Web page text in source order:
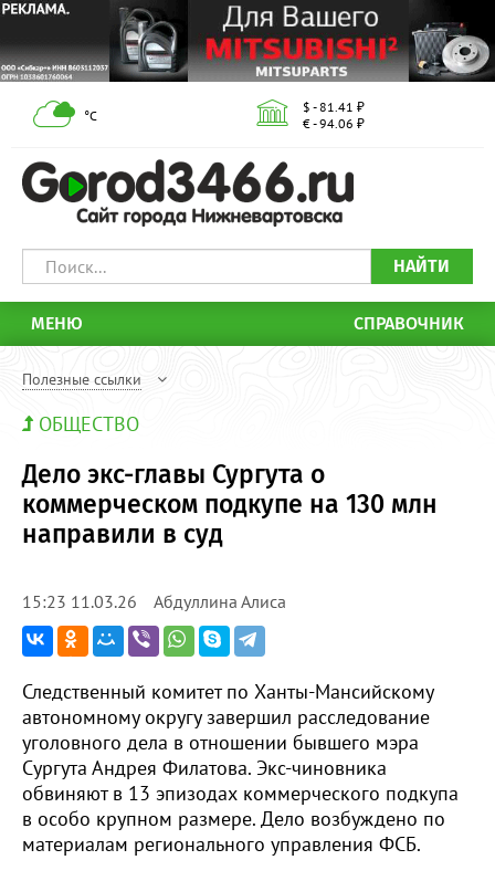
°С
$ - 81.41 ₽
€ - 94.06 ₽
НАЙТИ
МЕНЮ СПРАВОЧНИК
Полезные ссылки
ОБЩЕСТВО
Дело экс-главы Сургута о
коммерческом подкупе на 130 млн
направили в суд
15:23 11.03.26 Абдуллина Алиса
Следственный комитет по Ханты-Мансийскому
автономному округу завершил расследование
уголовного дела в отношении бывшего мэра
Сургута Андрея Филатова. Экс-чиновника
обвиняют в 13 эпизодах коммерческого подкупа
в особо крупном размере. Дело возбуждено по
материалам регионального управления ФСБ.